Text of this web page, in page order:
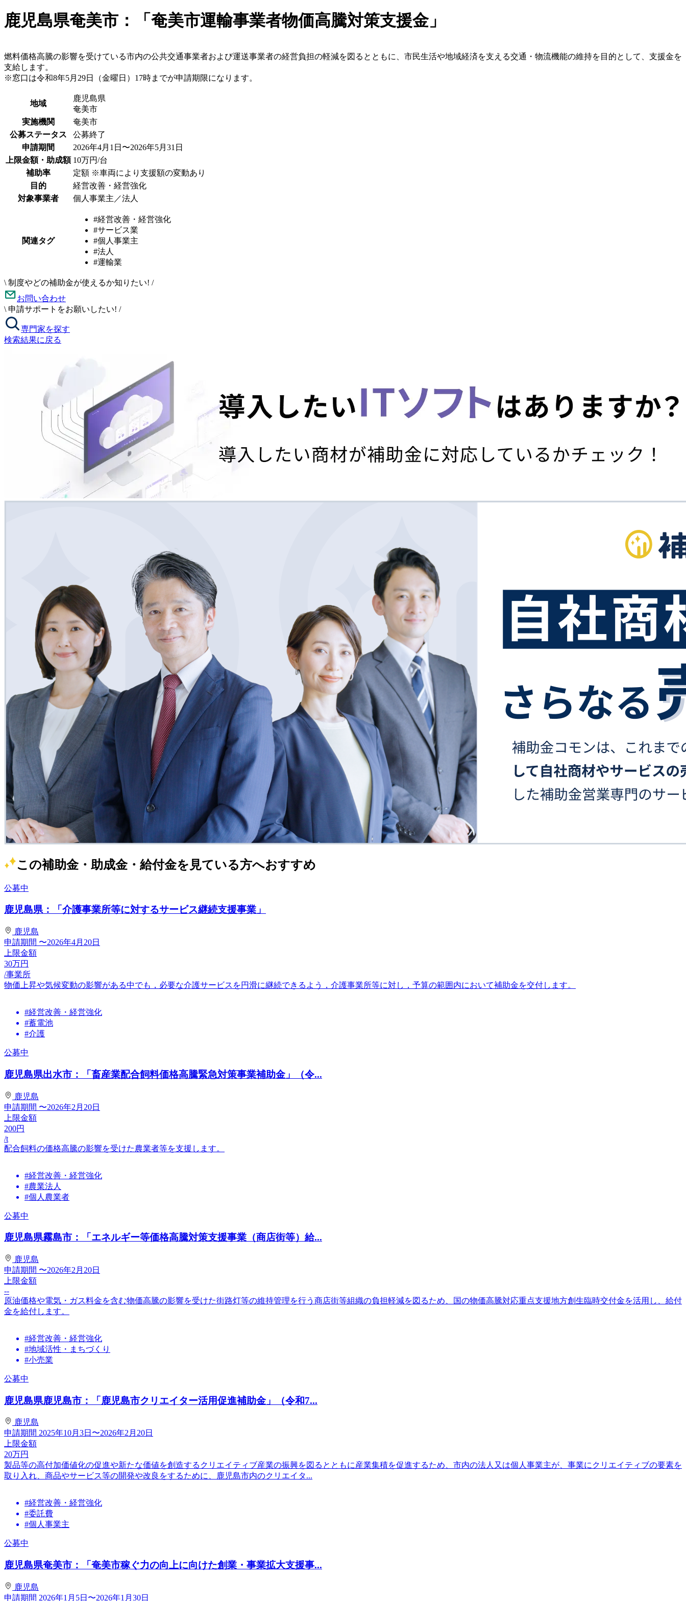
鹿児島県奄美市：「奄美市運輸事業者物価高騰対策支援金」
燃料価格高騰の影響を受けている市内の公共交通事業者および運送事業者の経営負担の軽減を図るとともに、市民生活や地域経済を支える交通・物流機能の維持を目的として、支援金を
支給します。
※窓口は令和8年5月29日（金曜日）17時までが申請期限になります。
地域
鹿児島県
奄美市
実施機関
奄美市
公募ステータス
公募終了
申請期間
2026年4月1日〜2026年5月31日
上限金額・助成額 10万円/台
補助率
定額 ※車両により支援額の変動あり
目的
経営改善・経営強化
対象事業者
個人事業主／法人
関連タグ
#経営改善・経営強化
#サービス業
#個人事業主
#法人
#運輸業
\ 制度やどの補助金が使えるか知りたい! /
お問い合わせ
\ 申請サポートをお願いしたい! /
専門家を探す
検索結果に戻る
この補助金・助成金・給付金を見ている方へおすすめ
公募中
鹿児島県：「介護事業所等に対するサービス継続支援事業」
鹿児島
申請期間 〜2026年4月20日
上限金額
30万円
/事業所
物価上昇や気候変動の影響がある中でも，必要な介護サービスを円滑に継続できるよう，介護事業所等に対し，予算の範囲内において補助金を交付します。
#経営改善・経営強化
#蓄電池
#介護
公募中
鹿児島県出水市：「畜産業配合飼料価格高騰緊急対策事業補助金」（令...
鹿児島
申請期間 〜2026年2月20日
上限金額
200円
/t
配合飼料の価格高騰の影響を受けた農業者等を支援します。
#経営改善・経営強化
#農業法人
#個人農業者
公募中
鹿児島県霧島市：「エネルギー等価格高騰対策支援事業（商店街等）給...
鹿児島
申請期間 〜2026年2月20日
上限金額
--
原油価格や電気・ガス料金を含む物価高騰の影響を受けた街路灯等の維持管理を行う商店街等組織の負担軽減を図るため、国の物価高騰対応重点支援地方創生臨時交付金を活用し、給付
金を給付します。
#経営改善・経営強化
#地域活性・まちづくり
#小売業
公募中
鹿児島県鹿児島市：「鹿児島市クリエイター活用促進補助金」（令和7...
鹿児島
申請期間 2025年10月3日〜2026年2月20日
上限金額
20万円
製品等の高付加価値化の促進や新たな価値を創造するクリエイティブ産業の振興を図るとともに産業集積を促進するため、市内の法人又は個人事業主が、事業にクリエイティブの要素を
取り入れ、商品やサービス等の開発や改良をするために、鹿児島市内のクリエイタ...
#経営改善・経営強化
#委託費
#個人事業主
公募中
鹿児島県奄美市：「奄美市稼ぐ力の向上に向けた創業・事業拡大支援事...
鹿児島
申請期間 2026年1月5日〜2026年1月30日